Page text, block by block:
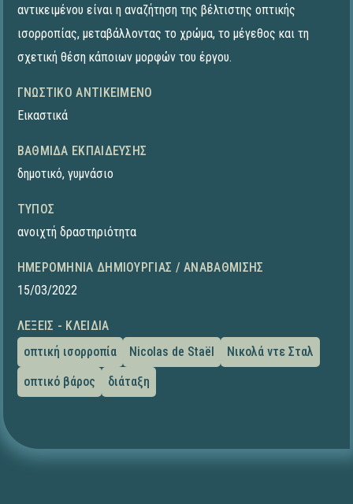
αντικειμένου είναι η αναζήτηση της βέλτιστης οπτικής
ισορροπίας, μεταβάλλοντας το χρώμα, το μέγεθος και τη
σχετική θέση κάποιων μορφών του έργου.
ΓΝΩΣΤΙΚΌ ΑΝΤΙΚΕΊΜΕΝΟ
Εικαστικά
ΒΑΘΜΊΔΑ ΕΚΠΑΊΔΕΥΣΗΣ
δημοτικό, γυμνάσιο
ΤΎΠΟΣ
ανοιχτή δραστηριότητα
ΗΜΕΡΟΜΗΝΊΑ ΔΗΜΙΟΥΡΓΊΑΣ / ΑΝΑΒΆΘΜΙΣΗΣ
15/03/2022
ΛΈΞΕΙΣ - ΚΛΕΙΔΙΆ
οπτική ισορροπία
Nicolas de Staël
Νικολά ντε Σταλ
οπτικό βάρος
διάταξη